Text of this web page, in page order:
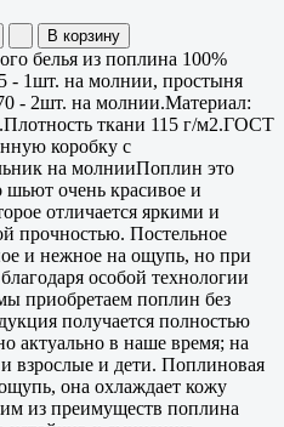
белья из поплина 100%
- 1шт. на молнии, простыня
- 2шт. на молнии.Материал:
ткани 115 г/м2.ГОСТ
коробку с
на молнииПоплин это
шьют очень красивое и
отличается яркими и
прочностью. Постельное
и нежное на ощупь, но при
особой технологии
приобретаем поплин без
получается полностью
актуально в наше время; на
взрослые и дети. Поплиновая
она охлаждает кожу
из преимуществ поплина